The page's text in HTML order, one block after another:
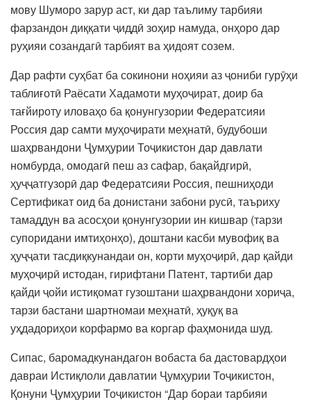
мову Шуморо зарур аст, ки дар таълиму тарбияи
фарзандон диққати ҷиддӣ зоҳир намуда, онҳоро дар
руҳияи созандагӣ тарбият ва ҳидоят созем.
Дар рафти суҳбат ба сокинони ноҳияи аз ҷониби гурӯҳи
таблиғотӣ Раёсати Хадамоти муҳоҷират, доир ба
тағйироту иловаҳо ба қонунгузории Федератсияи
Россия дар самти муҳоҷирати меҳнатӣ, будубоши
шаҳрвандони Ҷумҳурии Тоҷикистон дар давлати
номбурда, омодагӣ пеш аз сафар, бақайдгирӣ,
ҳуҷҷатгузорӣ дар Федератсияи Россия, пешниҳоди
Сертификат оид ба донистани забони русӣ, таъриху
тамаддун ва асосҳои қонунгузории ин кишвар (тарзи
супоридани имтиҳонҳо), доштани касби мувофиқ ва
ҳуҷҷати тасдиқкунандаи он, корти муҳоҷирӣ, дар қайди
муҳоҷирӣ истодан, гирифтани Патент, тартиби дар
қайди ҷойи истиқомат гузоштани шаҳрвандони хориҷа,
тарзи бастани шартномаи меҳнатӣ, ҳуқуқ ва
уҳдадориҳои корфармо ва коргар фаҳмонида шуд.
Сипас, баромадкунандагон вобаста ба дастовардҳои
давраи Истиқлоли давлатии Ҷумҳурии Тоҷикистон,
Қонуни Ҷумҳурии Тоҷикистон “Дар бораи тарбияи